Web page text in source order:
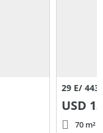
29 E/ 443
USD
70 m²